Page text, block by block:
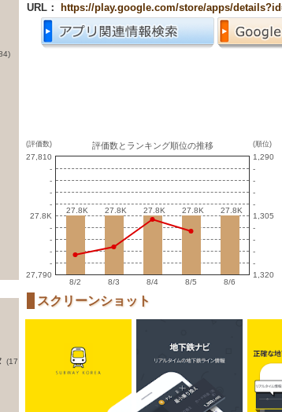
(17
URL：
https://play.google.com/store/apps/
(評価数)
27,810
-
-
-
-
27.8K
-
-
-
-
27,790
評価数とランキング順位の推移
27.8K
27.8K 27.8K
27.8K 27.8K
27.8K 27.8K
27.8K 27.8K
27.8K
8/2 8/3 8/4 8/5 8/6
(順位)
1,290
-
-
-
-
1,305
-
-
-
-
1,320
スクリーンショット